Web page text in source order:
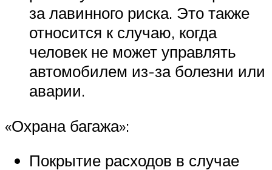
за лавинного риска. Это также
относится к случаю, когда
человек не может управлять
автомобилем из-за болезни или
аварии.
«Охрана багажа»:
Покрытие расходов в случае